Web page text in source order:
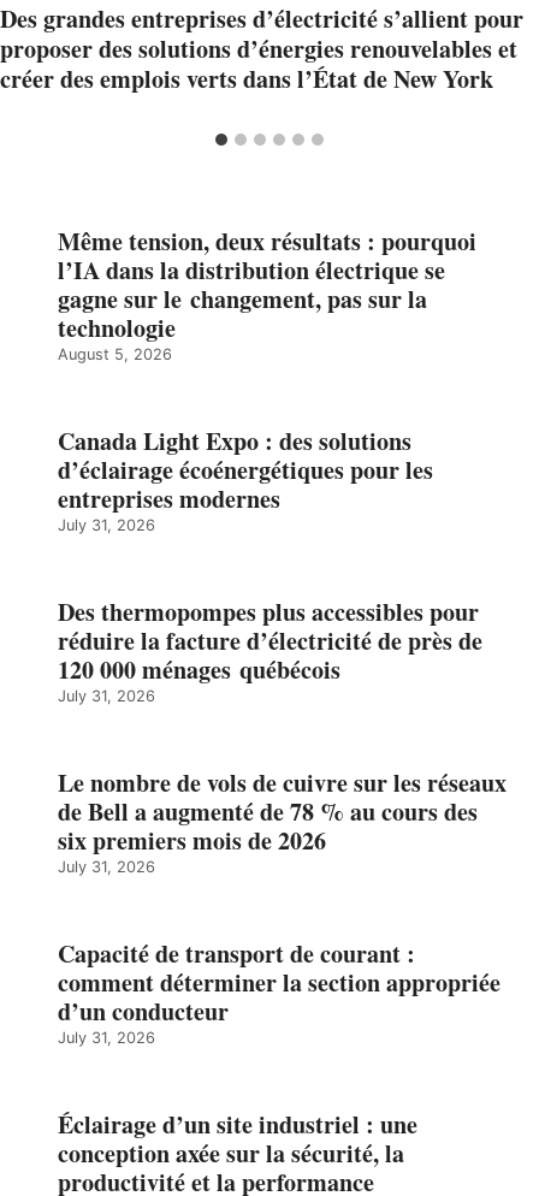
Des grandes entreprises d’électricité s’allient pour
proposer des solutions d’énergies renouvelables et
créer des emplois verts dans l’État de New York
Même tension, deux résultats : pourquoi
l’IA dans la distribution électrique se
gagne sur le changement, pas sur la
technologie
August 5, 2026
Canada Light Expo : des solutions
d’éclairage écoénergétiques pour les
entreprises modernes
July 31, 2026
Des thermopompes plus accessibles pour
réduire la facture d’électricité de près de
120 000 ménages québécois
July 31, 2026
Le nombre de vols de cuivre sur les réseaux
de Bell a augmenté de 78 % au cours des
six premiers mois de 2026
July 31, 2026
Capacité de transport de courant :
comment déterminer la section appropriée
d’un conducteur
July 31, 2026
Éclairage d’un site industriel : une
conception axée sur la sécurité, la
productivité et la performance